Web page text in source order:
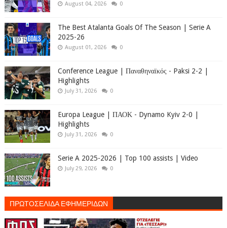
August 04, 2026 0
The Best Atalanta Goals Of The Season | Serie A
2025-26
August 01, 2026 0
Conference League | Παναθηναϊκός - Paksi 2-2 |
Highlights
July 31, 2026 0
Europa League | ΠΑΟΚ - Dynamo Kyiv 2-0 |
Highlights
July 31, 2026 0
Serie A 2025-2026 | Top 100 assists | Video
July 29, 2026 0
ΠΡΩΤΟΣΕΛΙΔΑ ΕΦΗΜΕΡΙΔΩΝ